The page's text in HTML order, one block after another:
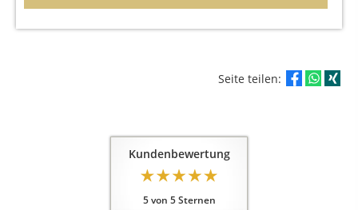
Seite teilen:
Kundenbewertung
5von 5Sternen